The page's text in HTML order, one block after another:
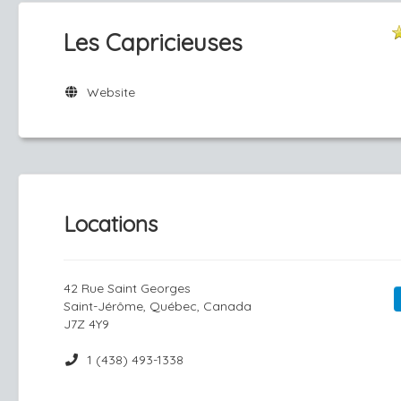
Les Capricieuses
Website
Locations
42 Rue Saint Georges
Saint-Jérôme, Québec, Canada
J7Z 4Y9
1 (438) 493-1338